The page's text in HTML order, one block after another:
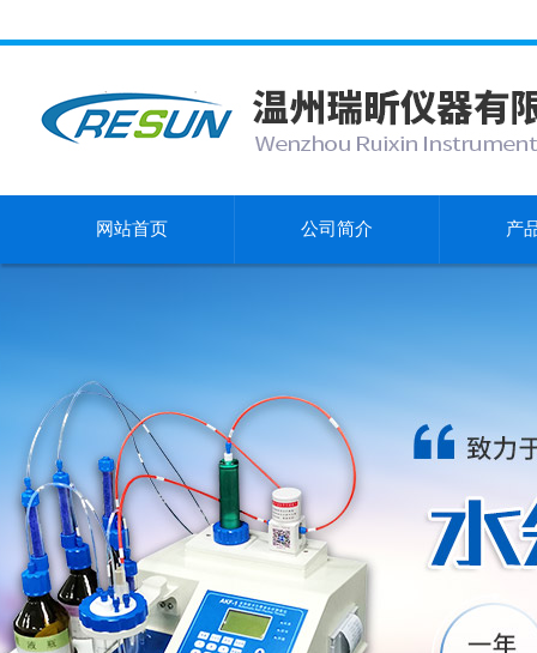
网站首页 公司简介 产